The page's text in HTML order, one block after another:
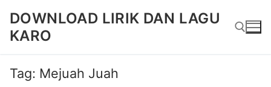
content
DOWNLOAD LIRIK DAN LAGU
KARO
Tag: Mejuah Juah